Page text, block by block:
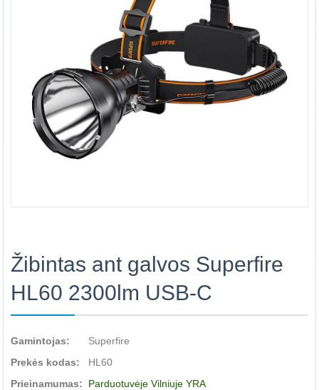
Žibintas ant galvos Superfire
HL60 2300lm USB-C
Gamintojas:
Superfire
Prekės kodas:
HL60
Prieinamumas:
Parduotuvėje Vilniuje YRA